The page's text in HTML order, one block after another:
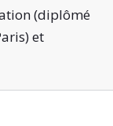
(diplômé
et